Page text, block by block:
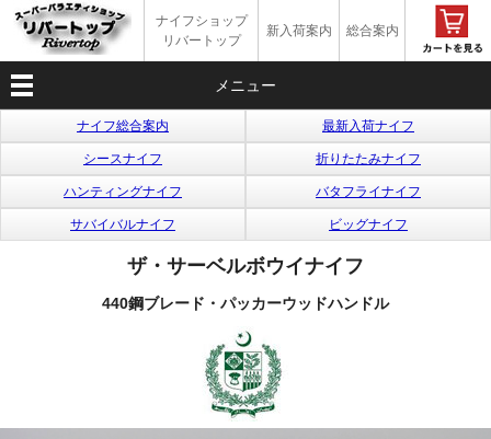
ナイフショップ
リバートップ
新入荷案内 総合案内
メニュー
ナイフ総合案内 最新入荷ナイフ
シースナイフ 折りたたみナイフ
ハンティングナイフ バタフライナイフ
サバイバルナイフ ビッグナイフ
ザ・サーベルボウイナイフ
440鋼ブレード・パッカーウッドハンドル